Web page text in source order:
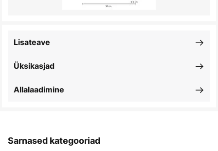
Üksikasjad
Lisateave
Allalaadimine
Sarnased kategooriad